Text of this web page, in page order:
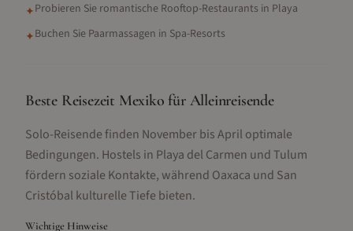
✦Probieren Sie romantische Rooftop-Restaurants in Playa
✦Buchen Sie Paarmassagen in Spa-Resorts
Beste Reisezeit Mexiko für Alleinreisende
Solo-Reisende finden November bis April optimale
Bedingungen. Hostels in Playa del Carmen und Tulum
fördern soziale Kontakte, während Oaxaca und San
Cristóbal kulturelle Tiefe bieten.
Wichtige Hinweise